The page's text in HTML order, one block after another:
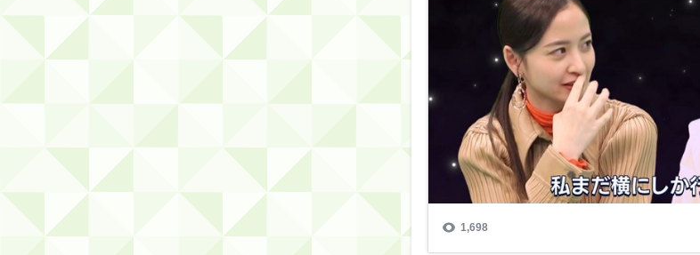
Powered by livedoor 相互RSS